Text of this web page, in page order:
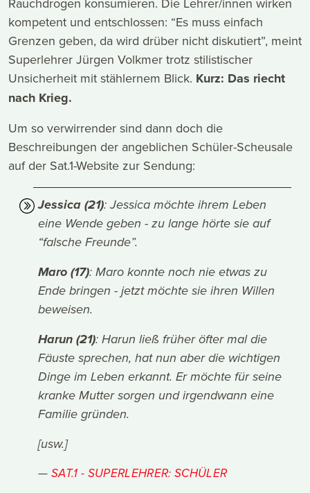
kompetent und entschlossen: “Es muss einfach
Grenzen geben, da wird drüber nicht diskutiert”, meint
Superlehrer Jürgen Volkmer trotz stilistischer
Unsicherheit mit stählernem Blick. Kurz: Das riecht
nach Krieg.
Um so verwirrender sind dann doch die
Beschreibungen der angeblichen Schüler-Scheusale
auf der Sat.1-Website zur Sendung:
Jessica (21): Jessica möchte ihrem Leben
eine Wende geben - zu lange hörte sie auf
“falsche Freunde”.
Maro (17): Maro konnte noch nie etwas zu
Ende bringen - jetzt möchte sie ihren Willen
beweisen.
Harun (21): Harun ließ früher öfter mal die
Fäuste sprechen, hat nun aber die wichtigen
Dinge im Leben erkannt. Er möchte für seine
kranke Mutter sorgen und irgendwann eine
Familie gründen.
[usw.]
SAT.1 - SUPERLEHRER: SCHÜLER